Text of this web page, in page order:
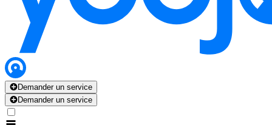
Demander un service
Demander un service